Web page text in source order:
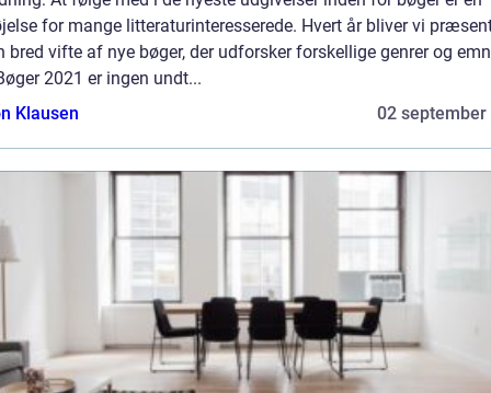
for mange litteraturinteresserede. Hvert år bliver vi
bred vifte af nye bøger, der udforsker forskellige genrer og
2021 er ingen undt...
Klausen
02 september